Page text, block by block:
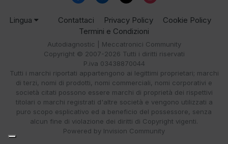
Lingua Contattaci Privacy Policy
Cookie Policy
Termini e Condizioni
Autodiagnostic | Meccatronici Community
Copyright © 2007-2026 Tutti i diritti riservati
P.iva 03438870044
Tutti i marchi riportati appartengono ai legittimi proprietari; marchi
di terzi, nomi di prodotti, nomi commerciali, nomi corporativi e
società citati possono essere marchi di proprietà dei rispettivi
titolari o marchi registrati d'altre società e vengono utilizzati a
puro scopo esplicativo ed a beneficio del possessore, senza
alcun fine di violazione dei diritti di Copyright vigenti.
Powered by Invision Community